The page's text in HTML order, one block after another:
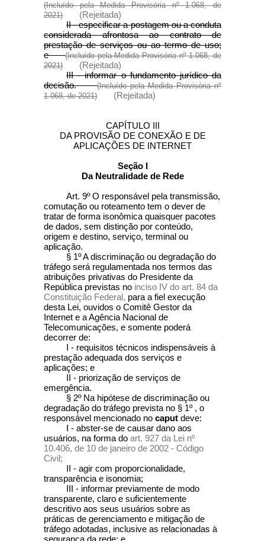
(Incluído pela Medida Provisória nº 1.068, de
2021)
(Rejeitada)
II - especificar a postagem ou a conduta
considerada afrontosa ao contrato de
prestação de serviços ou ao termo de uso;
e(Incluído pela Medida Provisória nº 1.068, de
2021)
(Rejeitada)
III - informar o fundamento jurídico da
decisão.(Incluído pela Medida Provisória nº
1.068, de 2021)
(Rejeitada)
CAPÍTULO III
DA PROVISÃO DE CONEXÃO E DE
APLICAÇÕES DE INTERNET
Seção I
Da Neutralidade de Rede
Art. 9º O responsável pela transmissão,
comutação ou roteamento tem o dever de
tratar de forma isonômica quaisquer pacotes
de dados, sem distinção por conteúdo,
origem e destino, serviço, terminal ou
aplicação.
§ 1º A discriminação ou degradação do
tráfego será regulamentada nos termos das
atribuições privativas do Presidente da
República previstas no inciso IV do art. 84 da
Constituição Federal, para a fiel execução
desta Lei, ouvidos o Comitê Gestor da
Internet e a Agência Nacional de
Telecomunicações, e somente poderá
decorrer de:
I - requisitos técnicos indispensáveis à
prestação adequada dos serviços e
aplicações; e
II - priorização de serviços de
emergência.
§ 2º Na hipótese de discriminação ou
degradação do tráfego prevista no § 1º , o
responsável mencionado no caput deve:
I - abster-se de causar dano aos
usuários, na forma do art. 927 da Lei nº
10.406, de 10 de janeiro de 2002 - Código
Civil;
II - agir com proporcionalidade,
transparência e isonomia;
III - informar previamente de modo
transparente, claro e suficientemente
descritivo aos seus usuários sobre as
práticas de gerenciamento e mitigação de
tráfego adotadas, inclusive as relacionadas à
segurança da rede; e